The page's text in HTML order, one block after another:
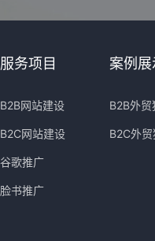
服务项目
B2B网站建设
B2C网站建设
谷歌推广
脸书推广
案例展
B2B外
B2C外